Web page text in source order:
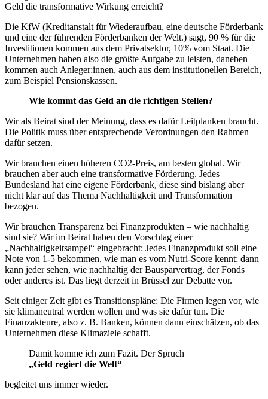
Geld die transformative Wirkung erreicht?
Die KfW (Kreditanstalt für Wiederaufbau, eine deutsche Förderbank
und eine der führenden Förderbanken der Welt.) sagt, 90 % für die
Investitionen kommen aus dem Privatsektor, 10% vom Staat. Die
Unternehmen haben also die größte Aufgabe zu leisten, daneben
kommen auch Anleger:innen, auch aus dem institutionellen Bereich,
zum Beispiel Pensionskassen.
Wie kommt das Geld an die richtigen Stellen?
Wir als Beirat sind der Meinung, dass es dafür Leitplanken braucht.
Die Politik muss über entsprechende Verordnungen den Rahmen
dafür setzen.
Wir brauchen einen höheren CO2-Preis, am besten global. Wir
brauchen aber auch eine transformative Förderung. Jedes
Bundesland hat eine eigene Förderbank, diese sind bislang aber
nicht klar auf das Thema Nachhaltigkeit und Transformation
bezogen.
Wir brauchen Transparenz bei Finanzprodukten – wie nachhaltig
sind sie? Wir im Beirat haben den Vorschlag einer
„Nachhaltigkeitsampel“ eingebracht: Jedes Finanzprodukt soll eine
Note von 1-5 bekommen, wie man es vom Nutri-Score kennt; dann
kann jeder sehen, wie nachhaltig der Bausparvertrag, der Fonds
oder anderes ist. Das liegt derzeit in Brüssel zur Debatte vor.
Seit einiger Zeit gibt es Transitionspläne: Die Firmen legen vor, wie
sie klimaneutral werden wollen und was sie dafür tun. Die
Finanzakteure, also z. B. Banken, können dann einschätzen, ob das
Unternehmen diese Klimaziele schafft.
Damit komme ich zum Fazit. Der Spruch
„Geld regiert die Welt“
begleitet uns immer wieder.